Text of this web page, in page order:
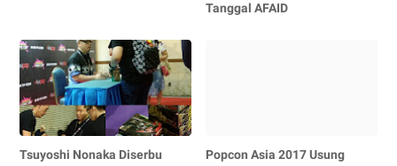
Tanggal AFAID
Tsuyoshi Nonaka Diserbu
Popcon Asia 2017 Usung